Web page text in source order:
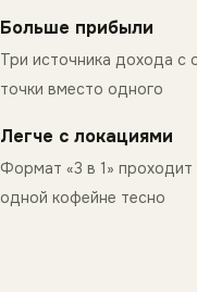
Больше прибыли
Три источника дохода с
точки вместо одного
Легче с локациями
Формат «3 в 1» проходит
одной кофейне тесно